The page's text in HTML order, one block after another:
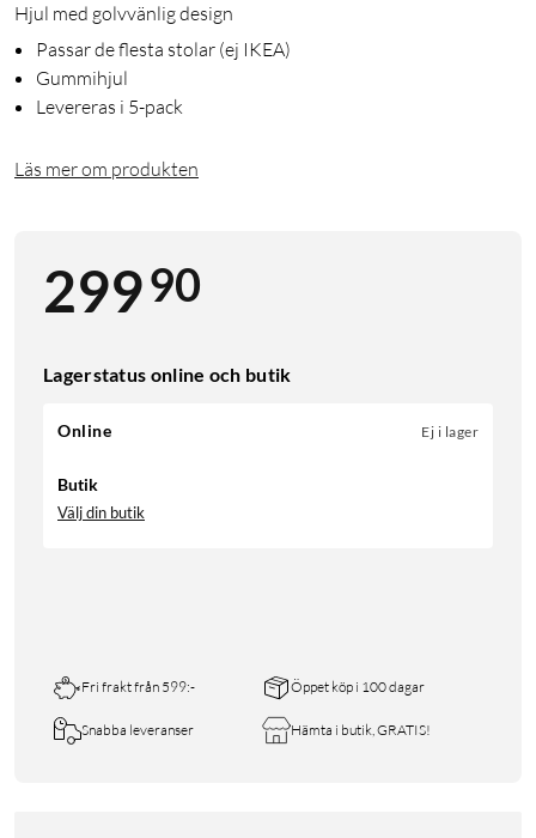
Hjul med golvvänlig design
Passar de flesta stolar (ej IKEA)
Gummihjul
Levereras i 5-pack
Läs mer om produkten
29990
Lagerstatus online och butik
Online Ej i lager
Butik
Välj din butik
Fri frakt från 599:- Öppet köp i 100 dagar
Snabba leveranser Hämta i butik, GRATIS!